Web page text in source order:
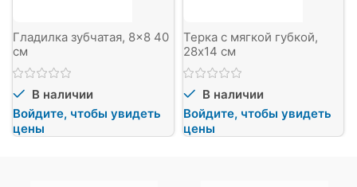
Гладилка зубчатая, 8×8 40
см
В наличии
Войдите, чтобы увидеть
цены
Терка с мягкой губкой,
28х14 см
В наличии
Войдите, чтобы увидеть
цены